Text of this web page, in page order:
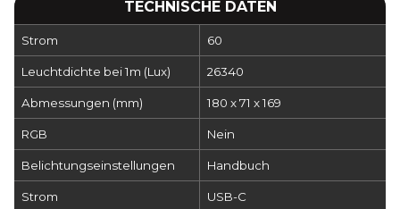
TECHNISCHE DATEN
Strom 60
Leuchtdichte bei 1m (Lux) 26340
Abmessungen (mm) 180 x 71 x 169
RGB Nein
Belichtungseinstellungen Handbuch
Strom USB-C